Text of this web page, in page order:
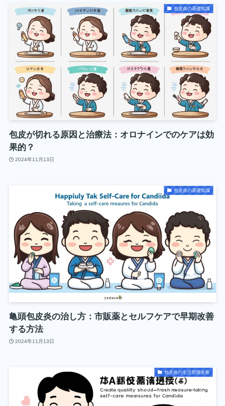
包皮炎の基礎知識
包皮が切れる原因と治療法：オロナインでのケアは効
果的？
2024年11月13日
包皮炎の基礎知識
亀頭包皮炎の治し方：市販薬とセルフケアで早期改善
する方法
2024年11月13日
包皮炎の生活習慣改善